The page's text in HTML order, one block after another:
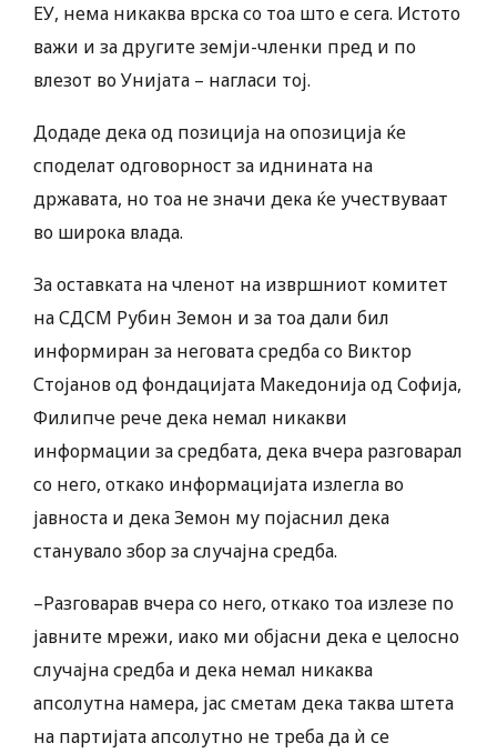
ЕУ, нема никаква врска со тоа што е сега. Истото
важи и за другите земји-членки пред и по
влезот во Унијата – нагласи тој.
Додаде дека од позиција на опозиција ќе
споделат одговорност за иднината на
државата, но тоа не значи дека ќе учествуваат
во широка влада.
За оставката на членот на извршниот комитет
на СДСМ Рубин Земон и за тоа дали бил
информиран за неговата средба со Виктор
Стојанов од фондацијата Македонија од Софија,
Филипче рече дека немал никакви
информации за средбата, дека вчера разговарал
со него, откако информацијата излегла во
јавноста и дека Земон му појаснил дека
станувало збор за случајна средба.
–Разговарав вчера со него, откако тоа излезе по
јавните мрежи, иако ми објасни дека е целосно
случајна средба и дека немал никаква
апсолутна намера, јас сметам дека таква штета
на партијата апсолутно не треба да ѝ се